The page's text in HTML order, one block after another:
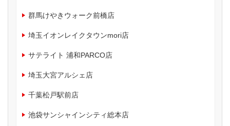
群馬けやきウォーク前橋店
埼玉イオンレイクタウンmori店
サテライト 浦和PARCO店
埼玉大宮アルシェ店
千葉松戸駅前店
池袋サンシャインシティ総本店